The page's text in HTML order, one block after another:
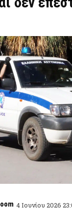
4 Ιουνίου 2026